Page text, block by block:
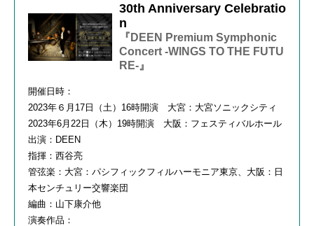
30th Anniversary Celebratio
n
『DEEN Premium Symphonic
Concert -WINGS TO THE FUTU
RE-』
開催日時：
2023年６月 17 日（土） 16時開演 大宮：大宮ソニックシティ
2023年6 月 22 日（木） 19時開演 大阪：フェスティバルホール
出演： DEEN
指揮：西谷亮
管弦楽：大宮：パシフィックフィルハーモニア東京、大阪：日
本センチュリー交響楽団
編曲：山下康介他
演奏作品：